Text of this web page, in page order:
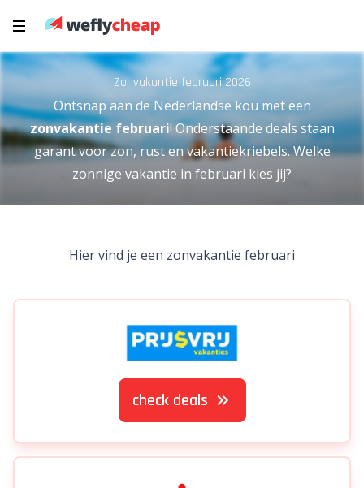
Zonvakantie februari 2026
Ontsnap aan de Nederlandse kou met een
zonvakantie februari! Onderstaande deals staan
garant voor zon, rust en vakantiekriebels. Welke
zonnige vakantie in februari kies jij?
Hier vind je een zonvakantie februari
check deals